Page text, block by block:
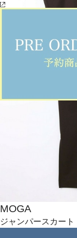
MOGA
ジャンパースカート